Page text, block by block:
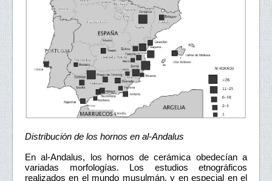
Distribución de los hornos en al-Andalus
En al-Andalus, los hornos de cerámica obedecían a
variadas morfologías. Los estudios etnográficos
realizados en el mundo musulmán, y en especial en el